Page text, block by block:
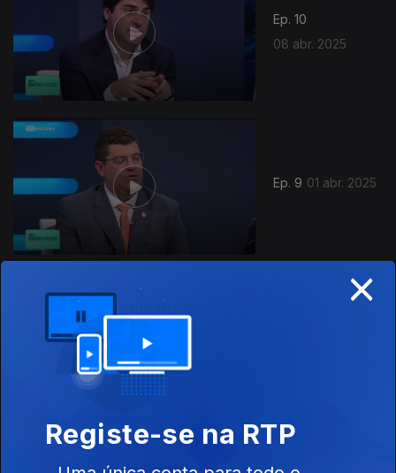
Ep. 10
08 abr. 2025
Ep. 9 01 abr. 2025
×
Registe-se na RTP